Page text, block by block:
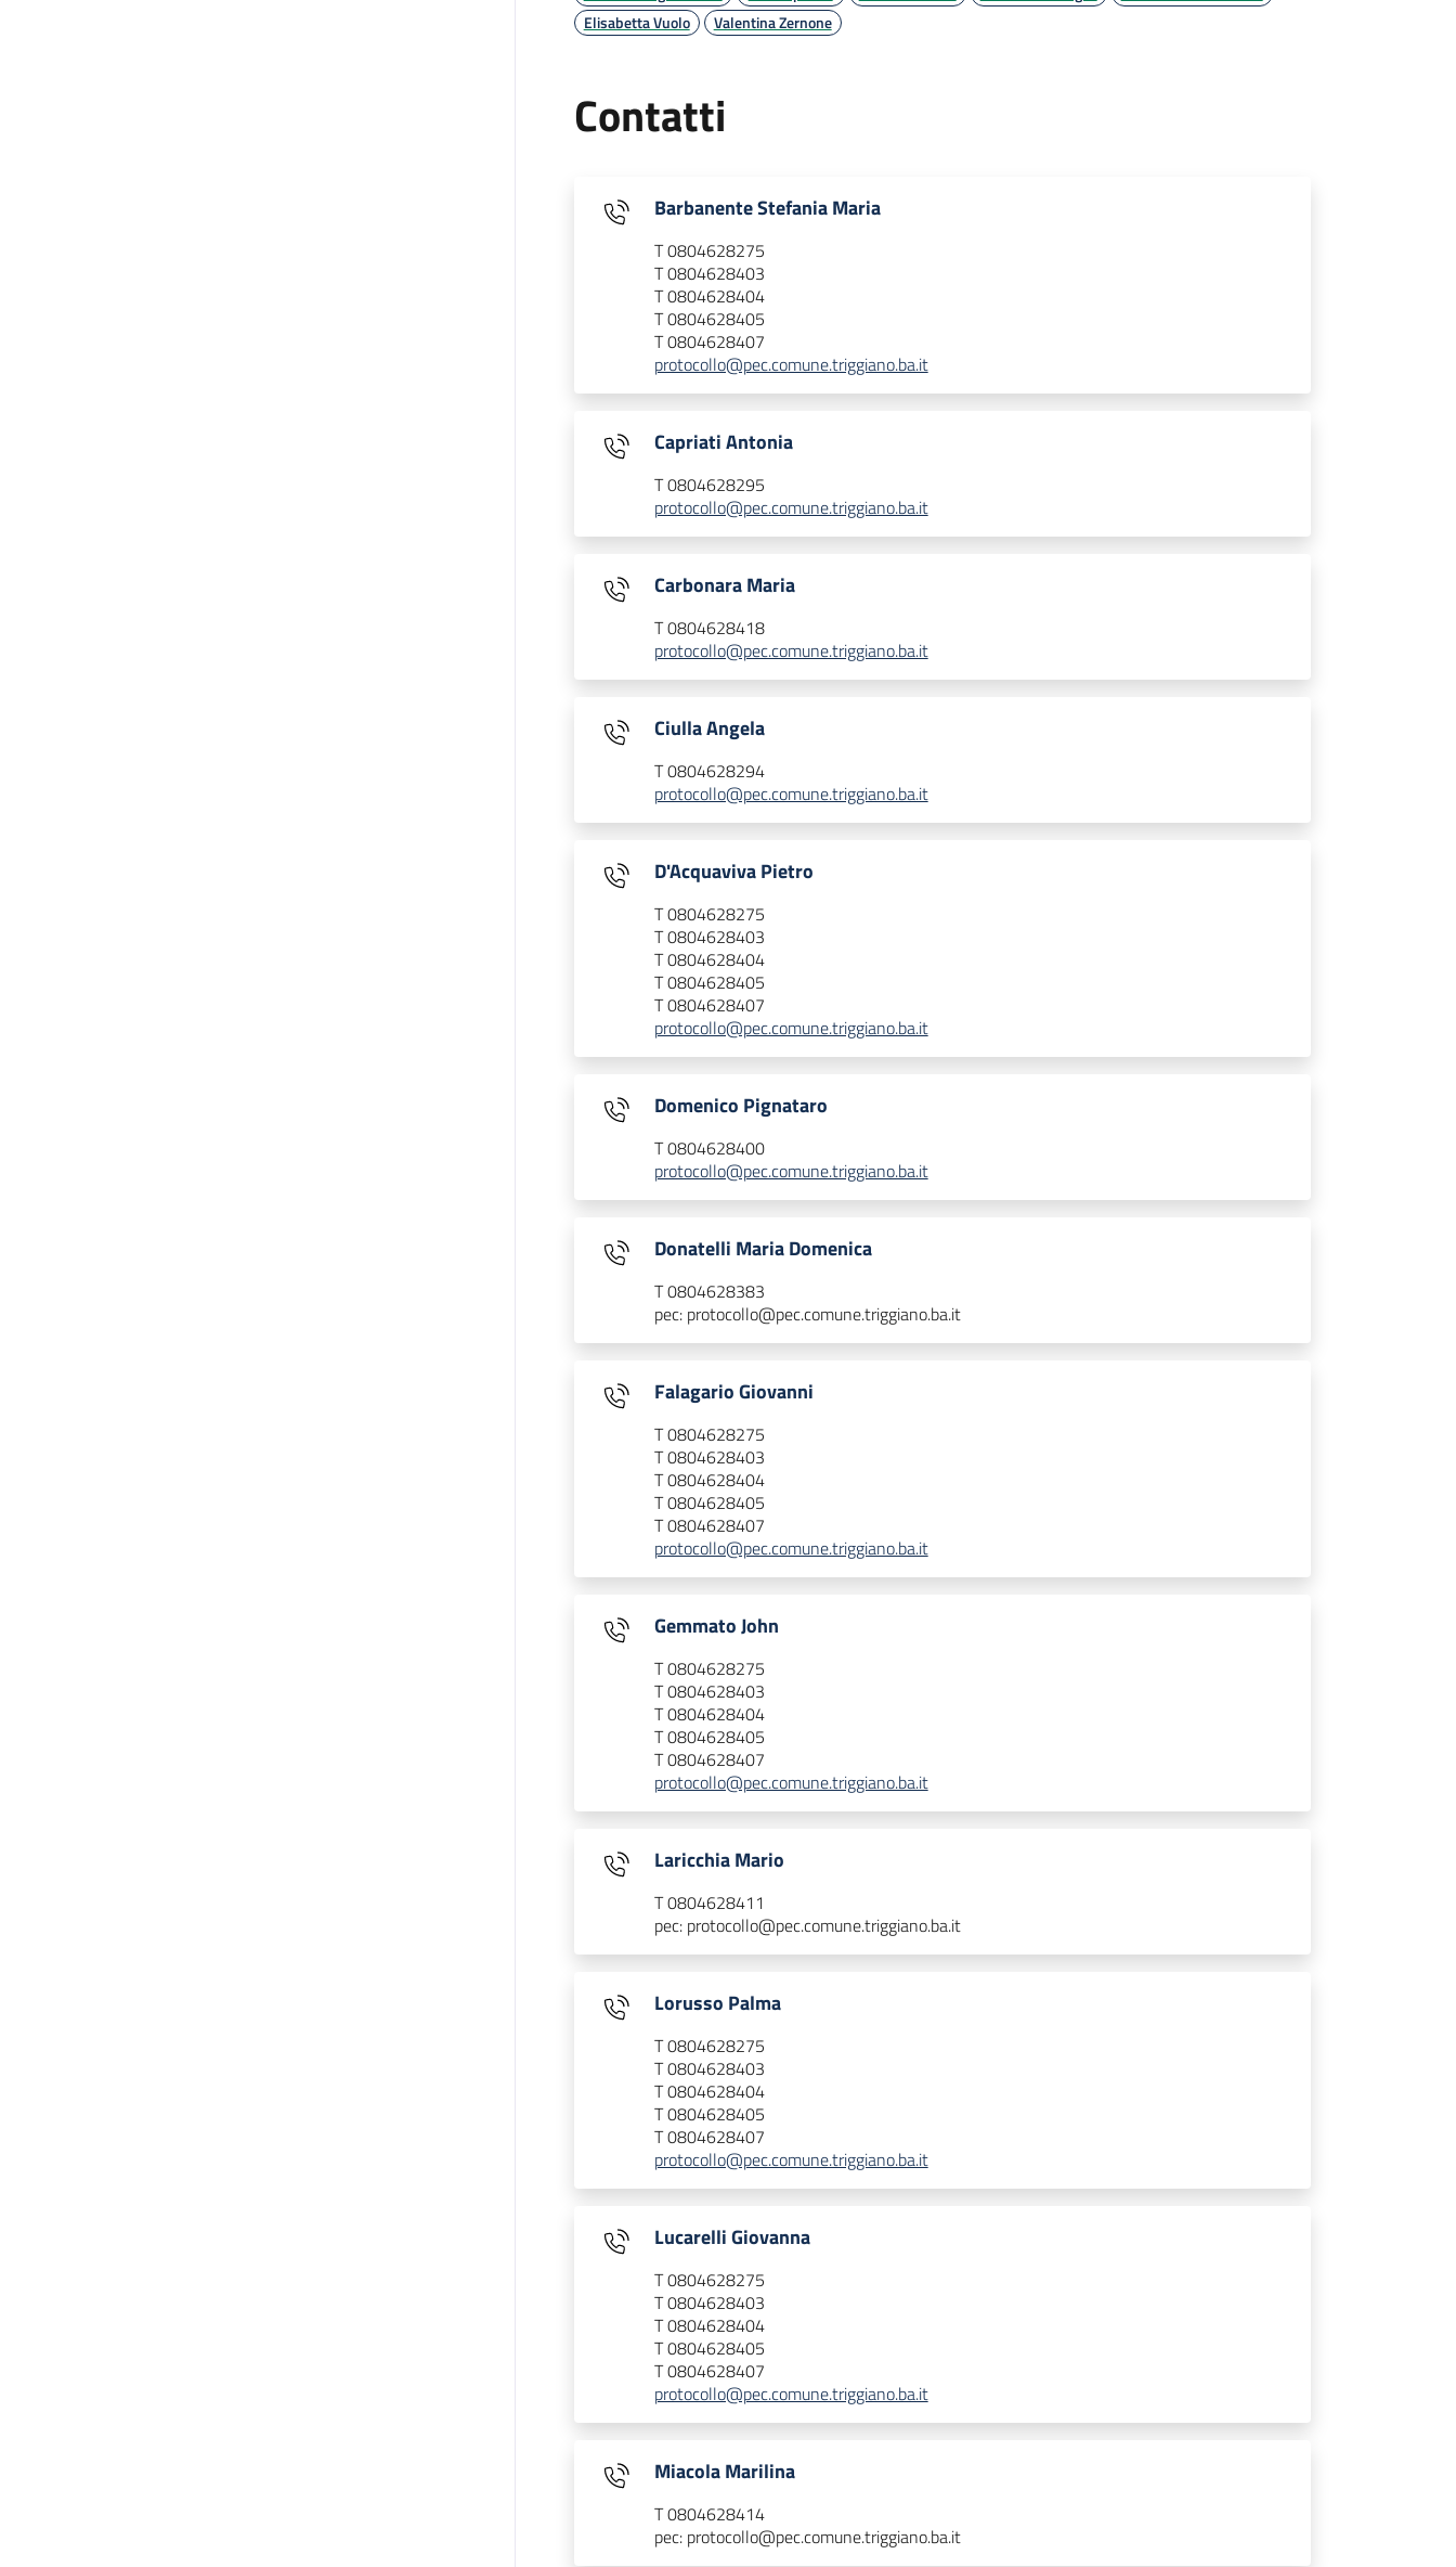
Elisabetta Vuolo
Valentina Zernone
Contatti
Barbanente Stefania Maria
T 0804628275
T 0804628403
T 0804628404
T 0804628405
T 0804628407
protocollo@pec.comune.triggiano.ba.it
Capriati Antonia
T 0804628295
protocollo@pec.comune.triggiano.ba.it
Carbonara Maria
T 0804628418
protocollo@pec.comune.triggiano.ba.it
Ciulla Angela
T 0804628294
protocollo@pec.comune.triggiano.ba.it
D'Acquaviva Pietro
T 0804628275
T 0804628403
T 0804628404
T 0804628405
T 0804628407
protocollo@pec.comune.triggiano.ba.it
Domenico Pignataro
T 0804628400
protocollo@pec.comune.triggiano.ba.it
Donatelli Maria Domenica
T 0804628383
pec: protocollo@pec.comune.triggiano.ba.it
Falagario Giovanni
T 0804628275
T 0804628403
T 0804628404
T 0804628405
T 0804628407
protocollo@pec.comune.triggiano.ba.it
Gemmato John
T 0804628275
T 0804628403
T 0804628404
T 0804628405
T 0804628407
protocollo@pec.comune.triggiano.ba.it
Laricchia Mario
T 0804628411
pec: protocollo@pec.comune.triggiano.ba.it
Lorusso Palma
T 0804628275
T 0804628403
T 0804628404
T 0804628405
T 0804628407
protocollo@pec.comune.triggiano.ba.it
Lucarelli Giovanna
T 0804628275
T 0804628403
T 0804628404
T 0804628405
T 0804628407
protocollo@pec.comune.triggiano.ba.it
Miacola Marilina
T 0804628414
pec: protocollo@pec.comune.triggiano.ba.it